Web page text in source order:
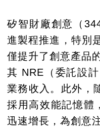
矽智財廠創意（
進製程推進，特別
僅提升了創意產品
其 NRE（委託設
業務收入。此外，
採用高效能記憶體
迅速增長，為創意